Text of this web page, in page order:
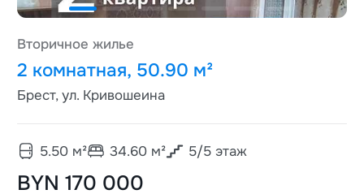
Вторичное жилье
2 комнатная, 50.90 м²
Брест, ул. Кривошеина
5.50м² 34.60м² 5/5этаж
BYN 170 000